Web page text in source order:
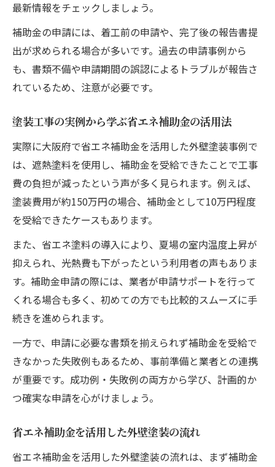
最新情報をチェックしましょう。
補助金の申請には、着工前の申請や、完了後の報告書提
出が求められる場合が多いです。過去の申請事例から
も、書類不備や申請期間の誤認によるトラブルが報告さ
れているため、注意が必要です。
塗装工事の実例から学ぶ省エネ補助金の活用法
実際に大阪府で省エネ補助金を活用した外壁塗装事例で
は、遮熱塗料を使用し、補助金を受給できたことで工事
費の負担が減ったという声が多く見られます。例えば、
塗装費用が約150万円の場合、補助金として10万円程度
を受給できたケースもあります。
また、省エネ塗料の導入により、夏場の室内温度上昇が
抑えられ、光熱費も下がったという利用者の声もありま
す。補助金申請の際には、業者が申請サポートを行って
くれる場合も多く、初めての方でも比較的スムーズに手
続きを進められます。
一方で、申請に必要な書類を揃えられず補助金を受給で
きなかった失敗例もあるため、事前準備と業者との連携
が重要です。成功例・失敗例の両方から学び、計画的か
つ確実な申請を心がけましょう。
省エネ補助金を活用した外壁塗装の流れ
省エネ補助金を活用した外壁塗装の流れは、まず補助金